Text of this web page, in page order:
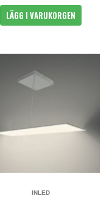
LÄGG I VARUKORGEN
INLED